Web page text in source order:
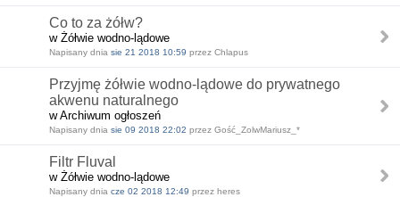
Co to za żółw?
w Żółwie wodno-lądowe
Napisany dnia sie 21 2018 10:59 przez Chlapus
Przyjmę żółwie wodno-lądowe do prywatnego
akwenu naturalnego
w Archiwum ogłoszeń
Napisany dnia sie 09 2018 22:02 przez Gość_ZolwMariusz_*
Filtr Fluval
w Żółwie wodno-lądowe
Napisany dnia cze 02 2018 12:49 przez heres